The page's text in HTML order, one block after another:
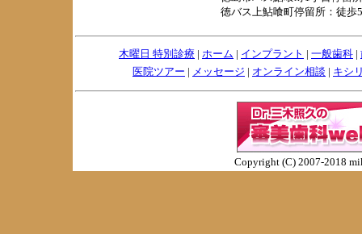
徳バス上鮎喰町停留所：徒歩
木曜日 特別診療 | ホーム | インプラント | 一般歯科 |
医院ツアー | メッセージ | オンライン相談 | キシ
Copyright (C) 2007-2018